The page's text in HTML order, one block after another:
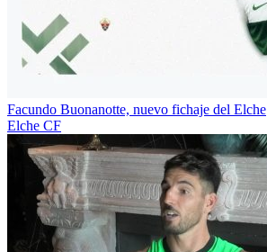
Facundo Buonanotte, nuevo fichaje del Elche
Elche CF